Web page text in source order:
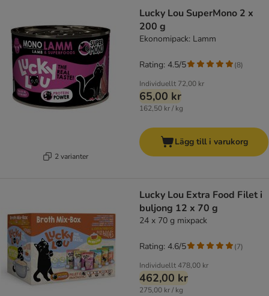
2 varianter
Lucky Lou SuperMono 2 x
200 g
Ekonomipack: Lamm
Individuellt 72,00 kr
65,00 kr
162,50 kr / kg
Rating: 4.5/5 (8)
Lägg till i varukorg
Lucky Lou Extra Food Filet i
buljong 12 x 70 g
24 x 70 g mixpack
Individuellt478,00 kr
462,00 kr
275,00 kr / kg
Rating: 4.6/5 (7)